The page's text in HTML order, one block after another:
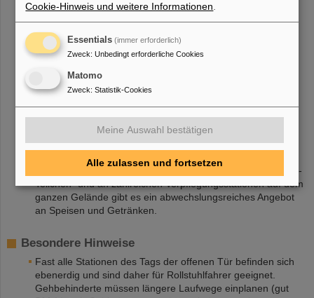
Kunstcampus
Die Fotoausstellung "Forschung im Fokus" zeigt, wie schön
Wissenschaft und Technik sein können: komplexe
Instrumente haben mit ihren ungewöhnlichen Formen,
Symmetrien und Farben eine ganz eigenen Ästhetik.
Auf der Freilicht-Bühne am Teich bieten wir ein
abwechslungsreiches Musikprogramm.
Verpflegung
Im Restaurant „Zum schnellen Ioni“, an der Cafébar „Quark-
Teilchen“ und an zahlreichen Verpflegungsstationen auf dem
ganzen Gelände gibt es ein abwechslungsreiches Angebot
an Speisen und Getränken.
Besondere Hinweise
Fast alle Stationen des Tags der offenen Tür befinden sich
ebenerdig und sind daher für Rollstuhlfahrer geeignet.
Gehbehinderte müssen längere Laufwege einplanen (gut
Cookie-Hinweis und weitere Informationen
Essentials (immer erforderlich)
Zweck: Unbedingt erforderliche Cookies
Matomo
Zweck: Statistik-Cookies
Meine Auswahl bestätigen
Alle zulassen und fortsetzen